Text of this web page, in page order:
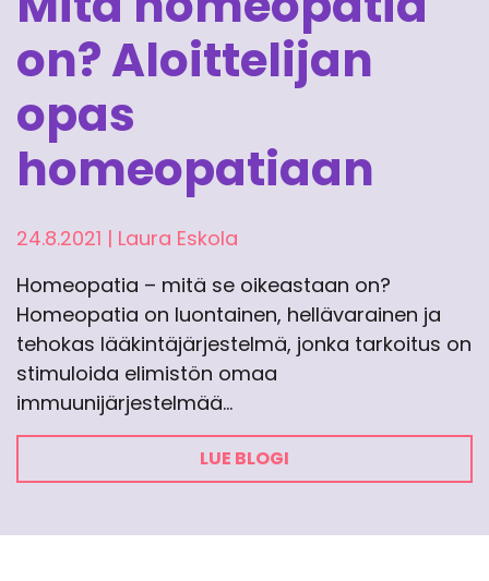
on? Aloittelijan
opas
homeopatiaan
24.8.2021 | Laura Eskola
Homeopatia – mitä se oikeastaan on?
Homeopatia on luontainen, hellävarainen ja
tehokas lääkintäjärjestelmä, jonka tarkoitus on
stimuloida elimistön omaa
immuunijärjestelmää…
LUE BLOGI